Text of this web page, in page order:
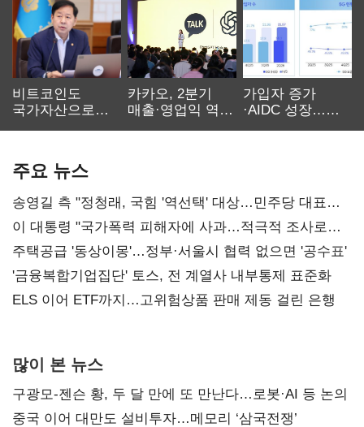
비트코인도
국가자산으로…'
카카오, 2분기
매출·영업익 역대
가입자 증가
·AIDC 성장…
주요 뉴스
송영길 측 "정청래, 국힘 '역선택' 대상…민주당 대표로
총선 지휘 못해"
이 대통령 "국가폭력 피해자에 사과…적극적 조사로
진실 밝혀야"
주택공급 '동상이몽'…정부·서울시 협력 없으면 '공수표'
'금융복합기업집단' 토스, 전 계열사 내부통제 표준화
ELS 이어 ETF까지…고위험상품 판매 제동 걸린 은행
많이 본 뉴스
구광모-젠슨 황, 두 달 만에 또 만난다…로봇·AI 등 논의
중국 이어 대만도 설비투자…메모리 ‘삼국전쟁’